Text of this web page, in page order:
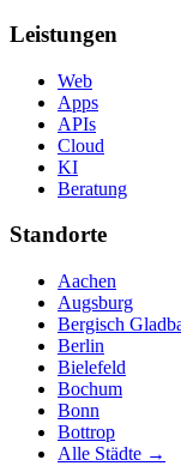
Leistungen
Web
Apps
APIs
Cloud
KI
Beratung
Standorte
Aachen
Augsburg
Bergisch
Berlin
Bielefeld
Bochum
Bonn
Bottrop
Alle Städte →